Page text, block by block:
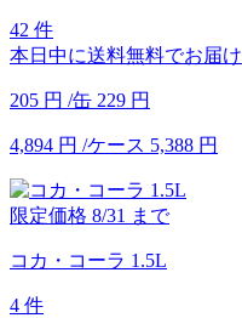
42 件
本日中に送料無料でお届け
205 円 /缶 229 円
4,894 円 /ケース 5,388 円
限定価格 8/31 まで
コカ・コーラ 1.5L
4 件